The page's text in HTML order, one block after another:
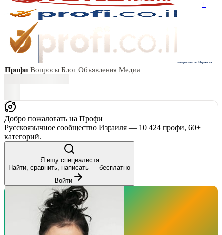
+
специалисты Израиля
Профи Вопросы Блог Объявления Медиа
Добро пожаловать на Профи
Русскоязычное сообщество Израиля — 10 424 профи, 60+
категорий.
Я ищу специалиста
Найти, сравнить, написать — бесплатно
Войти